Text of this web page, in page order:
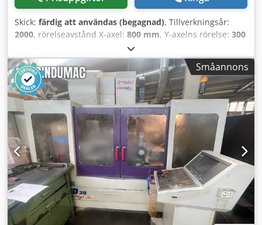
Skick: färdig att användas (begagnad), Tillverkningsår:
2000, rörelseavstånd X-axel: 800 mm, Y-axelns rörelse: 300
500 mm
HEIDENHAIN, kontrollermodell:426, spindelhastighet
(max):10 000 varv/min, antal platser i verktygsmagasinet:
30, antal axlar: 5 , Denna 5-axliga Bridgeport VMC 800/30
tillverkades år 2000. Den har ett X-axelslag på 800 mm, ett
Y-axelslag på 300 mm och ett Z-axelslag på 500 mm.
Maskinen är utrustad med en HEIDENHAIN 426-styrning
och har 30 verktygspositioner samt en BT40-
spindelhållare. Om du är ute efter högkvalitativa
bearbetningsmöjligheter bör du överväga det vertikala
bearbetningscentret Bridgeport VMC 800/30 som vi har till
salu. Kontakta oss för mer information. • Gränssnitt för 4:e
och 5:e axeln till Jones & Shipmans vridbord (endast
gränssnitt; vridbord ingår inte) Technical Specification
Taper Size BT 40 Djdpfx Aljzf Nh Es Tekr
Småannons